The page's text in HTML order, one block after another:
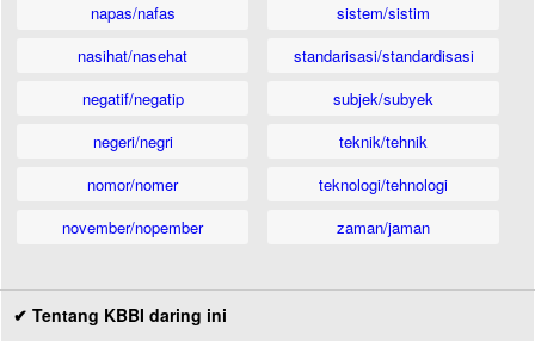
napas/nafas
nasihat/nasehat
negatif/negatip
negeri/negri
nomor/nomer
november/nopember
sistem/sistim
standarisasi/standardisasi
subjek/subyek
teknik/tehnik
teknologi/tehnologi
zaman/jaman
✔ Tentang KBBI daring ini